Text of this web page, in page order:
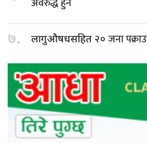
७. लागुऔषधसहित २०जना पक्राउ